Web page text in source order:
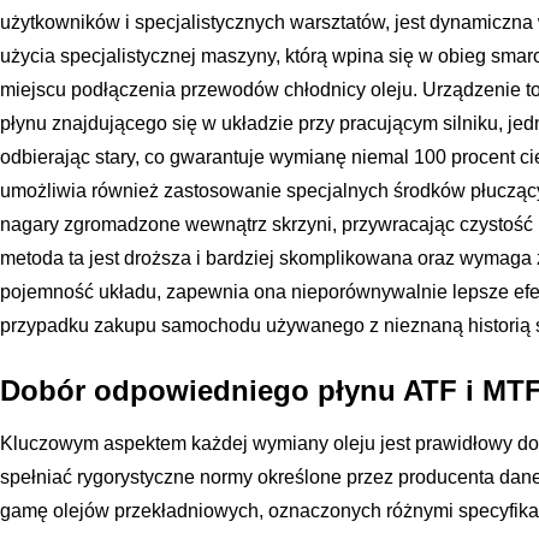
użytkowników i specjalistycznych warsztatów, jest
użycia specjalistycznej maszyny, którą wpina się w obieg
miejscu podłączenia przewodów chłodnicy oleju. Urządzenie
płynu znajdującego się w układzie przy pracującym silniku,
odbierając stary, co gwarantuje wymianę niemal 100 procent
umożliwia również zastosowanie specjalnych środków
nagary zgromadzone wewnątrz skrzyni, przywracając
metoda ta jest droższa i bardziej skomplikowana oraz
pojemność układu, zapewnia ona nieporównywalnie lepsze
przypadku zakupu samochodu używanego z nieznaną historią
Dobór odpowiedniego płynu ATF i
Kluczowym aspektem każdej wymiany oleju jest prawidłowy
spełniać rygorystyczne normy określone przez producenta
gamę olejów przekładniowych, oznaczonych różnymi